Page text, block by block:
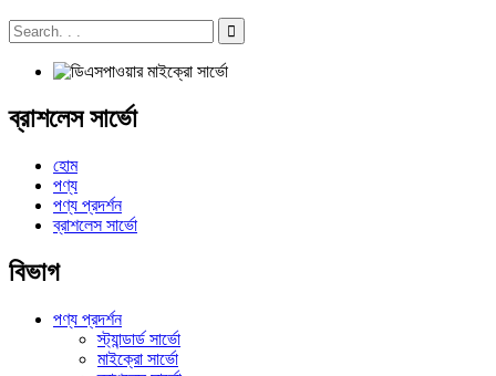
ব্রাশলেস সার্ভো
হোম
পণ্য
পণ্য প্রদর্শন
ব্রাশলেস সার্ভো
বিভাগ
পণ্য প্রদর্শন
স্ট্যান্ডার্ড সার্ভো
মাইক্রো সার্ভো